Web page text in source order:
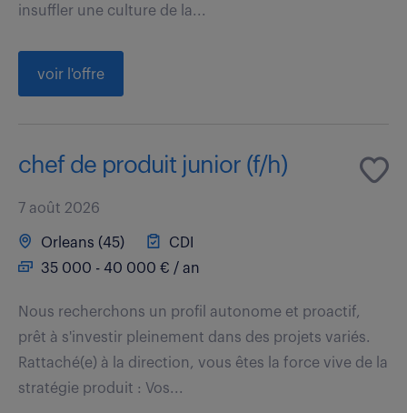
insuffler une culture de la...
voir l'offre
chef de produit junior (f/h)
7 août 2026
Orleans (45)
CDI
35 000 - 40 000 € / an
Nous recherchons un profil autonome et proactif,
prêt à s'investir pleinement dans des projets variés.
Rattaché(e) à la direction, vous êtes la force vive de la
stratégie produit : Vos...